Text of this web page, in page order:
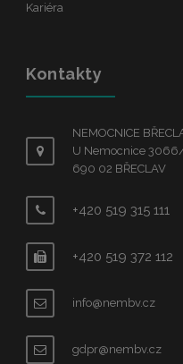
Kariéra
Kontakty
NEMOCNICE
U Nemocnice
690 02 BŘECLAV
+420 519 315 111
+420 519 372 112
info@nembv.cz
gdpr@nembv.cz